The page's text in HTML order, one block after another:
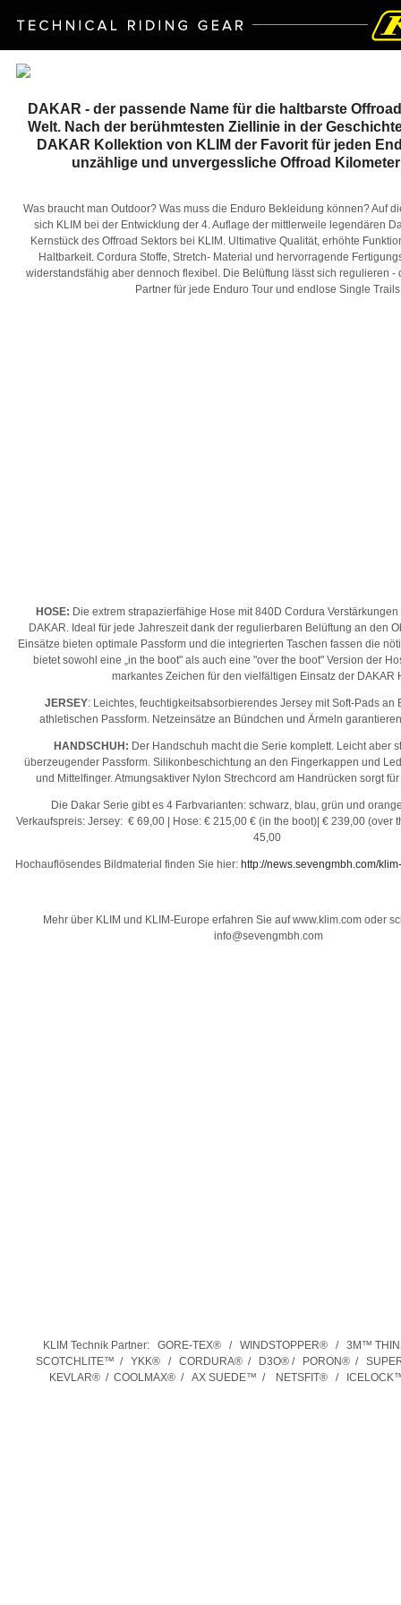
DAKAR - der passende Name für die haltbarste
Welt. Nach der berühmtesten Ziellinie in der
DAKAR Kollektion von KLIM der Favorit für jeden
unzählige und unvergessliche Offroad
Was braucht man Outdoor? Was muss die Enduro Bekleidung können? Auf
sich KLIM bei der Entwicklung der 4. Auflage der mittlerweile legendären
Kernstück des Offroad Sektors bei KLIM. Ultimative Qualität, erhöhte
Haltbarkeit. Cordura Stoffe, Stretch- Material und hervorragende
widerstandsfähig aber dennoch flexibel. Die Belüftung lässt sich regulieren -
Partner für jede Enduro Tour und endlose Single
HOSE: Die extrem strapazierfähige Hose mit 840D Cordura
DAKAR. Ideal für jede Jahreszeit dank der regulierbaren Belüftung an den
Einsätze bieten optimale Passform und die integrierten Taschen fassen die
bietet sowohl eine „in the boot" als auch eine "over the boot" Version der
markantes Zeichen für den vielfältigen Einsatz der DAKAR
JERSEY: Leichtes, feuchtigkeitsabsorbierendes Jersey mit Soft-Pads an
athletischen Passform. Netzeinsätze an Bündchen und Ärmeln
HANDSCHUH: Der Handschuh macht die Serie komplett. Leicht aber
überzeugender Passform. Silikonbeschichtung an den Fingerkappen und
und Mittelfinger. Atmungsaktiver Nylon Strechcord am Handrücken sorgt
Die Dakar Serie gibt es 4 Farbvarianten: schwarz, blau, grün und
Verkaufspreis: Jersey: € 69,00 | Hose: € 215,00 € (in the boot)| € 239,00 (over
45,00
Hochauflösendes Bildmaterial finden Sie hier: http://news.sevengmbh.com/
Mehr über KLIM und KLIM-Europe erfahren Sie auf www.klim.com oder
info@sevengmbh.com
KLIM Technik Partner: GORE-TEX® / WINDSTOPPER® / 3M™
SCOTCHLITE™ / YKK® / CORDURA® / D3O® / PORON® /
KEVLAR® / COOLMAX® / AX SUEDE™ / NETSFIT® /